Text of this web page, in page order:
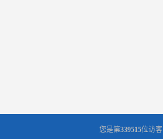
您是第339515位访客